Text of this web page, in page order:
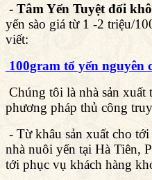
- Tâm Yến Tuyệt đối
yến sào giá từ 1 -2 triệu/
viết:
100gram tổ yến nguyên
Chúng tôi là nhà sản xuất
phương pháp thủ công
- Từ khâu sản xuất cho
nhà nuôi yến tại Hà Tiên,
tới phục vụ khách hàng